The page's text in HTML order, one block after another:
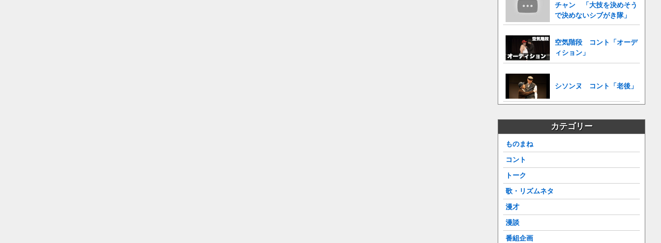
チャン 「大技を決めそう
で決めないシブがき隊」
空気階段 コント「オーデ
ィション」
シソンヌ コント「老後」
カテゴリー
ものまね
コント
トーク
歌・リズムネタ
漫才
漫談
番組企画